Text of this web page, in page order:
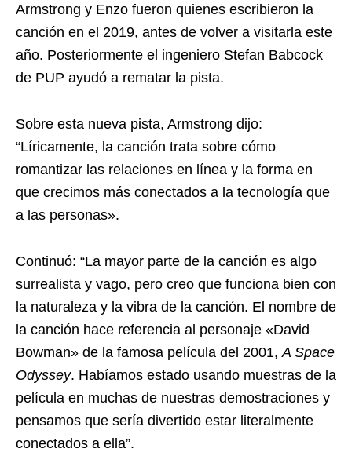
Armstrong y Enzo fueron quienes escribieron la
canción en el 2019, antes de volver a visitarla este
año. Posteriormente el ingeniero Stefan Babcock
de PUP ayudó a rematar la pista.
Sobre esta nueva pista, Armstrong dijo:
“Líricamente, la canción trata sobre cómo
romantizar las relaciones en línea y la forma en
que crecimos más conectados a la tecnología que
a las personas».
Continuó: “La mayor parte de la canción es algo
surrealista y vago, pero creo que funciona bien con
la naturaleza y la vibra de la canción. El nombre de
la canción hace referencia al personaje «David
Bowman» de la famosa película del 2001, A Space
Odyssey. Habíamos estado usando muestras de la
película en muchas de nuestras demostraciones y
pensamos que sería divertido estar literalmente
conectados a ella”.